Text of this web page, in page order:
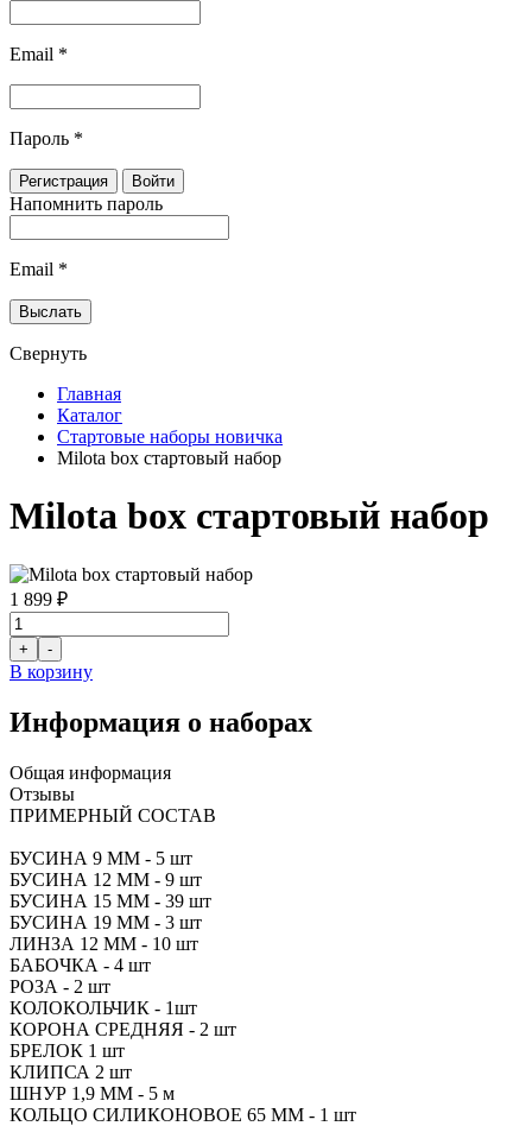
Email *
Пароль *
Напомнить пароль
Email *
Свернуть
Главная
Каталог
Стартовые наборы новичка
Milota box стартовый набор
Milota box стартовый набор
1 899 ₽
В корзину
Информация о наборах
Общая информация
Отзывы
ПРИМЕРНЫЙ СОСТАВ
БУСИНА 9 ММ - 5 шт
БУСИНА 12 ММ - 9 шт
БУСИНА 15 ММ - 39 шт
БУСИНА 19 ММ - 3 шт
ЛИНЗА 12 ММ - 10 шт
БАБОЧКА - 4 шт
РОЗА - 2 шт
КОЛОКОЛЬЧИК - 1шт
КОРОНА СРЕДНЯЯ - 2 шт
БРЕЛОК 1 шт
КЛИПСА 2 шт
ШНУР 1,9 ММ - 5 м
КОЛЬЦО СИЛИКОНОВОЕ 65 ММ - 1 шт